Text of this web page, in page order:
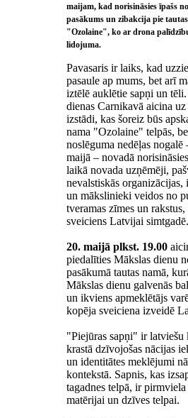
maijam, kad norisināsies īpašs
pasākums un zibakcija pie
"Ozolaine", ko ar drona
lidojuma.
Pavasaris ir laiks, kad
pasaule ap mums, bet arī
iztēlē auklētie sapņi un
dienas Carnikavā aicina
izstādi, kas šoreiz būs
nama "Ozolaine" telpās,
noslēguma nedēļas nogalē
maijā – novadā
laikā novada uzņēmēji,
nevalstiskās organizācijas,
un mākslinieki veidos no
tveramas zīmes un rakstus,
sveiciens Latvijai simtgadē.
20. maijā plkst. 19.00
piedalīties Mākslas dienu
pasākumā tautas namā,
Mākslas dienu galvenās
un ikviens apmeklētājs
kopēja sveiciena izveidē
"Piejūras sapņi" ir latviešu
krastā dzīvojošas nācijas
un identitātes meklējumi
kontekstā. Sapnis, kas
tagadnes telpā, ir
matērijai un dzīves telpai.